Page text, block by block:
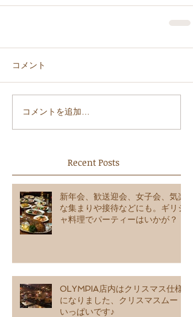
コメント
コメントを追加…
Recent Posts
新年会、歓送迎会、女子会、気楽
な集まりや接待などにも。ギリシ
ャ料理でパーティーはいかが？
OLYMPIA店内はクリスマス仕様
になりました、クリスマスムード
いっぱいです♪